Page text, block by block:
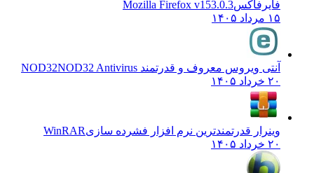
فایرفاکس Mozilla Firefox v153.0.3
آنتی ویروس معروف و قدرتمند NOD32NOD32 Antivirus
وینرار قدرتمندترین نرم افزار فشرده سازیWinRAR